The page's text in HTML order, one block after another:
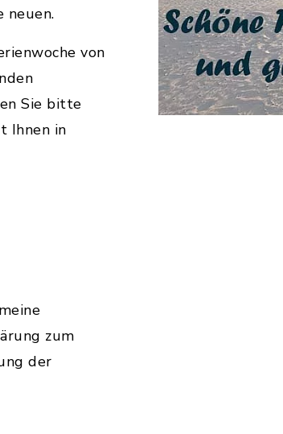
neuen.
von
Sie bitte
Ihnen in
zum
der